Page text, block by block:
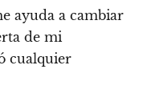
ayuda a cambiar
de mi
cualquier